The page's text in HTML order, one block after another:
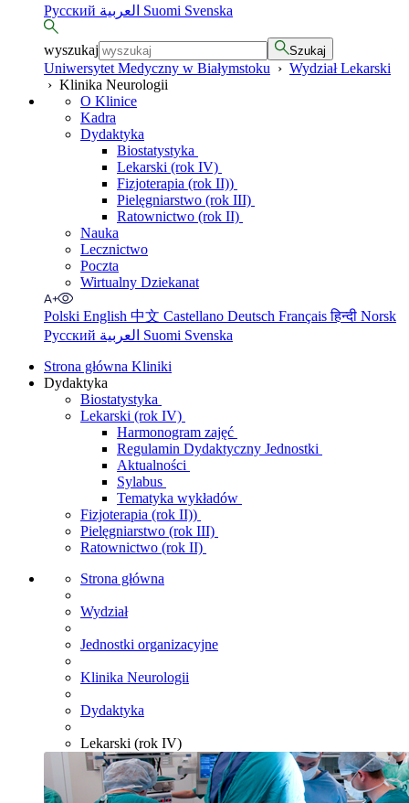
Русский
Suomi Svenska
wyszukaj Szukaj
Uniwersytet Medyczny w Białymstoku › Wydział Lekarski
› Klinika Neurologii
O Klinice
Kadra
Dydaktyka
Biostatystyka
Lekarski (rok IV)
Fizjoterapia (rok II))
Pielęgniarstwo (rok III)
Ratownictwo (rok II)
Nauka
Lecznictwo
Poczta
Wirtualny Dziekanat
Polski English 中文 Castellano Deutsch Françaisहिन्दी Norsk
Русский
Suomi Svenska
Strona główna Kliniki
Dydaktyka
Biostatystyka
Lekarski (rok IV)
Harmonogram zajęć
Regulamin Dydaktyczny Jednostki
Aktualności
Sylabus
Tematyka wykładów
Fizjoterapia (rok II))
Pielęgniarstwo (rok III)
Ratownictwo (rok II)
Strona główna
Wydział
Jednostki organizacyjne
Klinika Neurologii
Dydaktyka
Lekarski (rok IV)